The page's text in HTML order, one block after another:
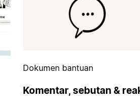
Dokumen bantuan
Komentar, sebutan &